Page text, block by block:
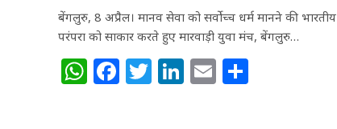
बेंगलुरु, 8 अप्रैल। मानव सेवा को सर्वोच्च धर्म मानने की भारतीय
परंपरा को साकार करते हुए मारवाड़ी युवा मंच, बेंगलुरु…
W
h
F
a
T
w
Li
n
E
m